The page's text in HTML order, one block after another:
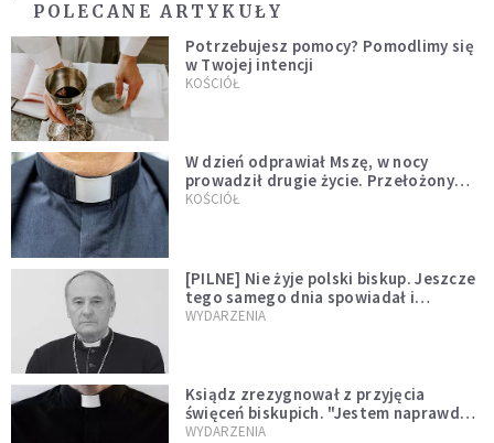
POLECANE ARTYKUŁY
Potrzebujesz pomocy? Pomodlimy się
w Twojej intencji
KOŚCIÓŁ
W dzień odprawiał Mszę, w nocy
prowadził drugie życie. Przełożony
kazał mu opuścić zakon
KOŚCIÓŁ
[PILNE] Nie żyje polski biskup. Jeszcze
tego samego dnia spowiadał i
sprawował Mszę świętą
WYDARZENIA
Ksiądz zrezygnował z przyjęcia
święceń biskupich. "Jestem naprawdę
niegodny"
WYDARZENIA